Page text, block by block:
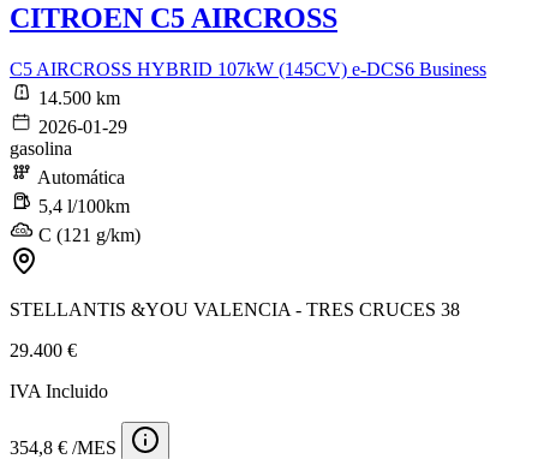
CITROEN C5 AIRCROSS
C5 AIRCROSS HYBRID 107kW (145CV) e-DCS6 Business
14.500 km
2026-01-29
gasolina
Automática
5,4 l/100km
C (121 g/km)
STELLANTIS &YOU VALENCIA - TRES CRUCES 38
29.400 €
IVA Incluido
354,8 € /MES